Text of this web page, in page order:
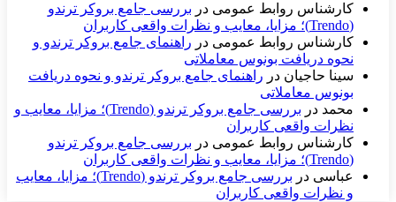
کارشناس روابط عمومی در بررسی جامع بروکر ترندو
(Trendo)؛ مزایا، معایب و نظرات واقعی کاربران
کارشناس روابط عمومی در راهنمای جامع بروکر ترندو و
نحوه دریافت بونوس معاملاتی
سینا حاجیان در راهنمای جامع بروکر ترندو و نحوه دریافت
بونوس معاملاتی
محمد در
بررسی جامع بروکر ترندو (Trendo)؛ مزایا، معایب و
نظرات واقعی کاربران
کارشناس روابط عمومی در بررسی جامع بروکر ترندو
(Trendo)؛ مزایا، معایب و نظرات واقعی کاربران
عباسی در
بررسی جامع بروکر ترندو (Trendo)؛ مزایا، معایب
و نظرات واقعی کاربران